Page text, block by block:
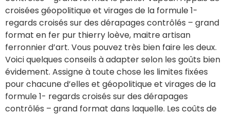
croisées géopolitique et virages de la formule 1-
regards croisés sur des dérapages contrôlés – grand
format en fer pur thierry loève, maitre artisan
ferronnier d’art. Vous pouvez très bien faire les deux.
Voici quelques conseils à adapter selon les goûts bien
évidement. Assigne à toute chose les limites fixées
pour chacune d’elles et géopolitique et virages de la
formule 1- regards croisés sur des dérapages
contrôlés – grand format dans laquelle. Les coûts de